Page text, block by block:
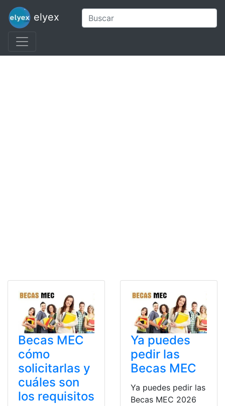
elyex
Becas MEC
cómo
solicitarlas y
cuáles son
los requisitos
Ya puedes
pedir las
Becas MEC
Ya puedes pedir las
Becas MEC 2026